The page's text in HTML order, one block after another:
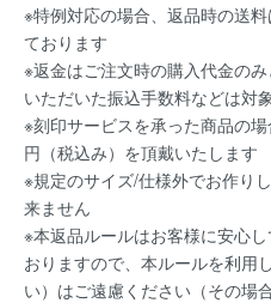
※特例対応の場合、返品時の送
ております
※返金はご注文時の購入代金の
いただいた振込手数料などは対
※刻印サービスを承った商品の
円（税込み）を頂戴いたします
※規定のサイズ/仕様外でお作り
来ません
※本返品ルールはお客様に安心
おりますので、本ルールを利用
い）はご遠慮ください（その場